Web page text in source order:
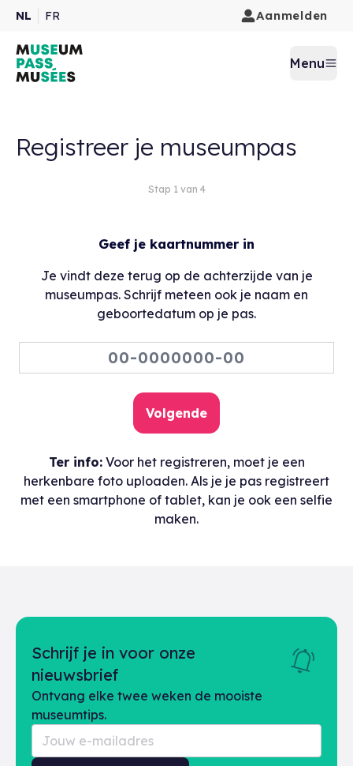
NL FR Aanmelden
Menu
Registreer je museumpas
Stap 1 van 4
Geef je kaartnummer in
Je vindt deze terug op de achterzijde van je
museumpas. Schrijf meteen ook je naam en
geboortedatum op je pas.
Ter info:Voor het registreren, moet je een
herkenbare foto uploaden. Als je je pas registreert
met een smartphone of tablet, kan je ook een selfie
maken.
Schrijf je in voor onze
nieuwsbrief
Ontvang elke twee weken de mooiste
museumtips.